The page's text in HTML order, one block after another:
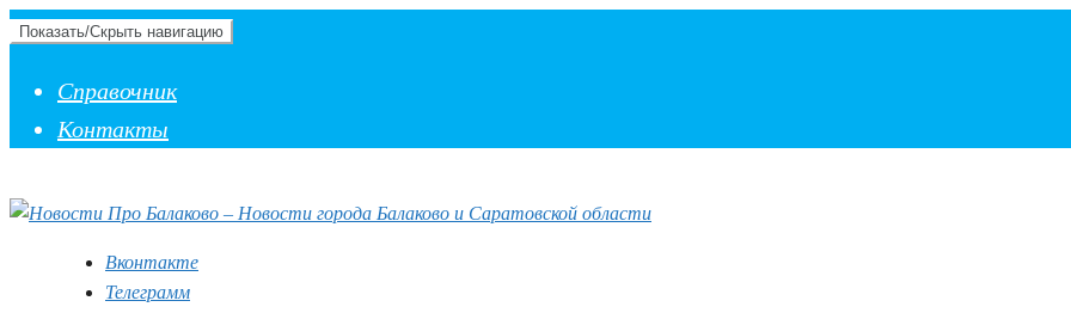
Показать/Скрыть навигацию
Справочник
Контакты
Вконтакте
Телеграмм